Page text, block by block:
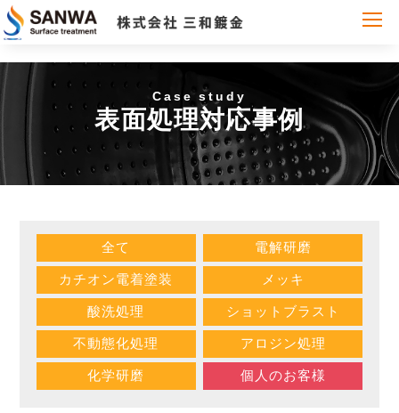
case study
表面処理対応事例
全て 電解研磨
カチオン電着塗装 メッキ
酸洗処理 ショットブラスト
不動態化処理 アロジン処理
化学研磨 個人のお客様